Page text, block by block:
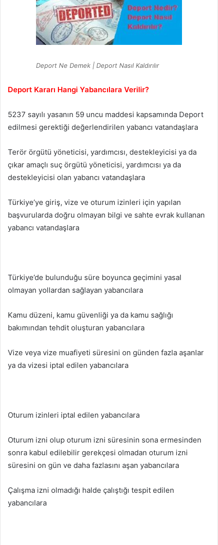
Deport Ne Demek | Deport Nasıl Kaldırılır
Deport Kararı Hangi Yabancılara Verilir?
5237 sayılı yasanın 59 uncu maddesi kapsamında Deport
edilmesi gerektiği değerlendirilen yabancı vatandaşlara
Terör örgütü yöneticisi, yardımcısı, destekleyicisi ya da
çıkar amaçlı suç örgütü yöneticisi, yardımcısı ya da
destekleyicisi olan yabancı vatandaşlara
Türkiye’ye giriş, vize ve oturum izinleri için yapılan
başvurularda doğru olmayan bilgi ve sahte evrak kullanan
yabancı vatandaşlara
Türkiye’de bulunduğu süre boyunca geçimini yasal
olmayan yollardan sağlayan yabancılara
Kamu düzeni, kamu güvenliği ya da kamu sağlığı
bakımından tehdit oluşturan yabancılara
Vize veya vize muafiyeti süresini on günden fazla aşanlar
ya da vizesi iptal edilen yabancılara
Oturum izinleri iptal edilen yabancılara
Oturum izni olup oturum izni süresinin sona ermesinden
sonra kabul edilebilir gerekçesi olmadan oturum izni
süresini on gün ve daha fazlasını aşan yabancılara
Çalışma izni olmadığı halde çalıştığı tespit edilen
yabancılara